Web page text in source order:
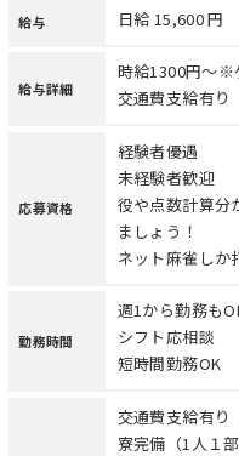
給与 日給 15,600 円
給与詳細
時給1300円〜※
交通費支給有り
応募資格
経験者優遇
未経験者歓迎
役や点数計算分
ましょう！
ネット麻雀しか
勤務時間
週1から勤務も
シフト応相談
短時間勤務OK
交通費支給有り
寮完備（1人１部